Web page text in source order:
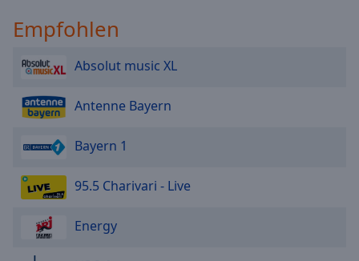
Empfohlen
Absolut music XL
Antenne Bayern
Bayern 1
95.5 Charivari - Live
Energy